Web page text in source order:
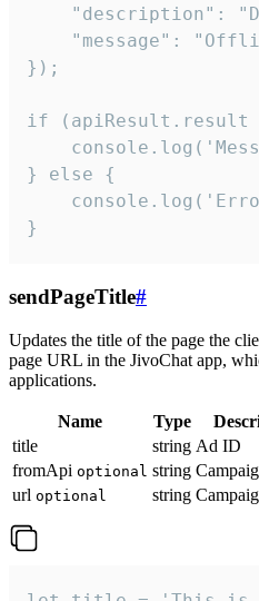
"description":
"message":
});
if (apiResult.result
} else {
}
sendPageTitle#
Updates the title of the page the
page URL in the JivoChat app,
applications.
Name Type
title
string Ad ID
fromApi optional string
url optional string